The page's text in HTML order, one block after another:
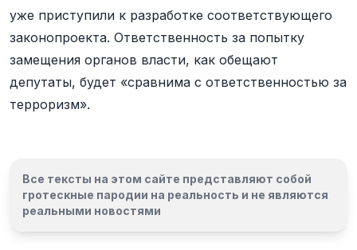
уже приступили к разработке соответствующего
законопроекта. Ответственность за попытку
замещения органов власти, как обещают
депутаты, будет «сравнима с ответственностью за
терроризм».
Все тексты на этом сайте представляют собой
гротескные пародии на реальность и не являются
реальными новостями